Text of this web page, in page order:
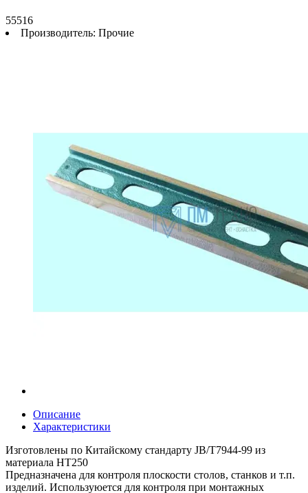
55516
Производитель: Прочие
Описание
Характеристики
Изготовлены по Китайскому стандарту JB/T7944-99 из
материала НТ250
Предназначена для контроля плоскости столов, станков и т.п.
изделий. Используюется для контроля при монтажных